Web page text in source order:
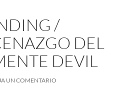
/
DEL
DEVIL
UN COMENTARIO